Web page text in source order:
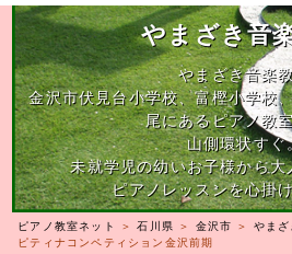
やまざき音
やまざき音楽
金沢市伏見台小学校、富樫小学校
尾にあるピアノ教
山側環状すぐ
未就学児の幼いお子様から
ピアノレッスンを心掛
ピアノ教室ネット ＞石川県 ＞ 金沢市 ＞ やま
ピティナコンペティション金沢前期